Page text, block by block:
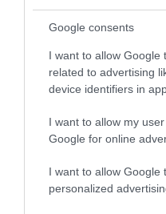
Google consents
I want to allow Google
related to advertising
device identifiers in
I want to allow my
Google for online
I want to allow Google
personalized